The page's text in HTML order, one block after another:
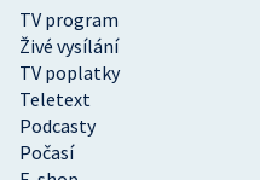
TV program
Živé vysílání
TV poplatky
Teletext
Podcasty
Počasí